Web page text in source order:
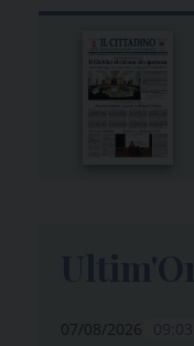
07/08/2026